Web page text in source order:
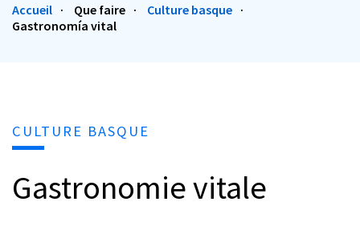
Accueil Que faire
Culture basque
Gastronomía vital
CULTURE BASQUE
Gastronomie vitale